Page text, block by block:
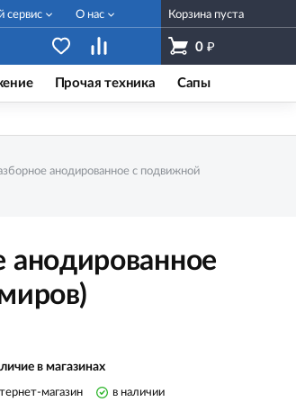
Корзина пуста
0 ₽
сервис О нас
Прочая техника Сапы
анодированное с подвижной
анодированное
в магазинах
магазин
в наличии